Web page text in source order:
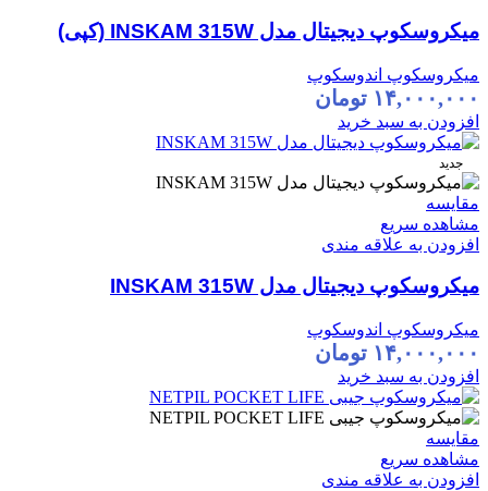
میکروسکوپ دیجیتال مدل INSKAM 315W (کپی)
میکروسکوپ اندوسکوپ
۱۴,۰۰۰,۰۰۰ تومان
افزودن به سبد خرید
جدید
مقایسه
مشاهده سریع
افزودن به علاقه مندی
میکروسکوپ دیجیتال مدل INSKAM 315W
میکروسکوپ اندوسکوپ
۱۴,۰۰۰,۰۰۰ تومان
افزودن به سبد خرید
مقایسه
مشاهده سریع
افزودن به علاقه مندی